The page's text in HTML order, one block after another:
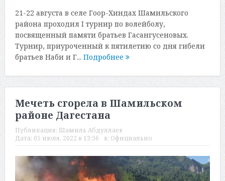
21-22 августа в селе Гоор-Хиндах Шамильского
района проходил I турнир по волейболу,
посвященный памяти братьев Гасангусеновых.
Турнир, приуроченный к пятилетию со дня гибели
братьев Наби и Г... Подробнее
Мечеть сгорела в Шамильском
районе Дагестана
Публикация: Шамиль Абдуллаев
Дата: 05 июля, 2022 в 13:56 в: Официально